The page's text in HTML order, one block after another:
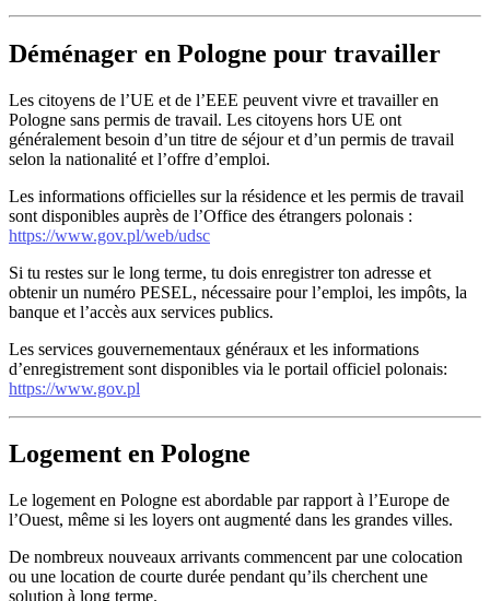
Déménager en Pologne pour travailler
Les citoyens de l’UE et de l’EEE peuvent vivre et travailler en
Pologne sans permis de travail. Les citoyens hors UE ont
généralement besoin d’un titre de séjour et d’un permis de travail
selon la nationalité et l’offre d’emploi.
Les informations officielles sur la résidence et les permis de travail
sont disponibles auprès de l’Office des étrangers polonais :
https://www.gov.pl/web/udsc
Si tu restes sur le long terme, tu dois enregistrer ton adresse et
obtenir un numéro PESEL, nécessaire pour l’emploi, les impôts, la
banque et l’accès aux services publics.
Les services gouvernementaux généraux et les informations
d’enregistrement sont disponibles via le portail officiel polonais:
https://www.gov.pl
Logement en Pologne
Le logement en Pologne est abordable par rapport à l’Europe de
l’Ouest, même si les loyers ont augmenté dans les grandes villes.
De nombreux nouveaux arrivants commencent par une colocation
ou une location de courte durée pendant qu’ils cherchent une
solution à long terme.